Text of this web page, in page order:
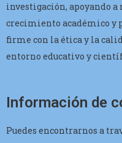
investigación, apoyando
crecimiento académico y
firme con la ética y la
entorno educativo y
Información de
Puedes encontrarnos a